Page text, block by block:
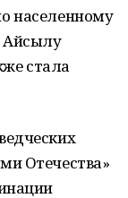
населенному
Айсылу
стала
Отечества»